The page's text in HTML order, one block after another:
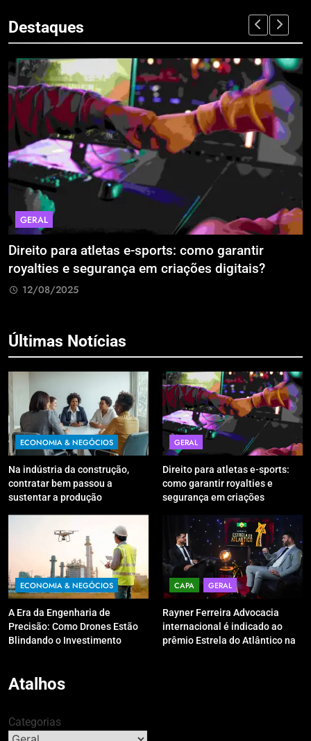
Destaques
GERAL
Direito para atletas e-sports: como garantir
royalties e segurança em criações digitais?
12/08/2025
Últimas Notícias
ECONOMIA & NEGÓCIOS
Na indústria da construção,
contratar bem passou a
sustentar a produção
GERAL
Direito para atletas e-sports:
como garantir royalties e
segurança em criações
ECONOMIA & NEGÓCIOS
A Era da Engenharia de
Precisão: Como Drones Estão
Blindando o Investimento
CAPA GERAL
Rayner Ferreira Advocacia
internacional é indicado ao
prêmio Estrela do Atlântico na
Atalhos
Categorias